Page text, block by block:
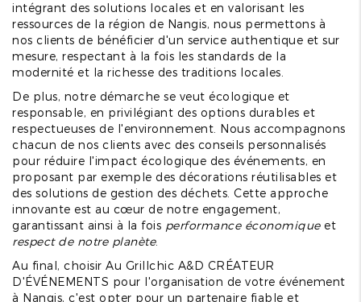
intégrant des solutions locales et en valorisant les
ressources de la région de Nangis, nous permettons à
nos clients de bénéficier d'un service authentique et sur
mesure, respectant à la fois les standards de la
modernité et la richesse des traditions locales.
De plus, notre démarche se veut écologique et
responsable, en privilégiant des options durables et
respectueuses de l'environnement. Nous accompagnons
chacun de nos clients avec des conseils personnalisés
pour réduire l'impact écologique des événements, en
proposant par exemple des décorations réutilisables et
des solutions de gestion des déchets. Cette approche
innovante est au cœur de notre engagement,
garantissant ainsi à la fois performance économiqueet
respect de notre planète.
Au final, choisir Au Grillchic A&D CRÉATEUR
D'ÉVÉNEMENTS pour l'organisation de votre événement
à Nangis, c'est opter pour un partenaire fiable et